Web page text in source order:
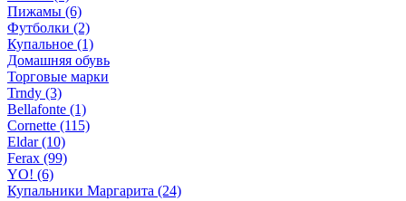
Пижамы (6)
Футболки (2)
Купальное (1)
Домашняя обувь
Торговые марки
Trndy (3)
Bellafonte (1)
Cornette (115)
Eldar (10)
Ferax (99)
YO! (6)
Купальники Маргарита (24)